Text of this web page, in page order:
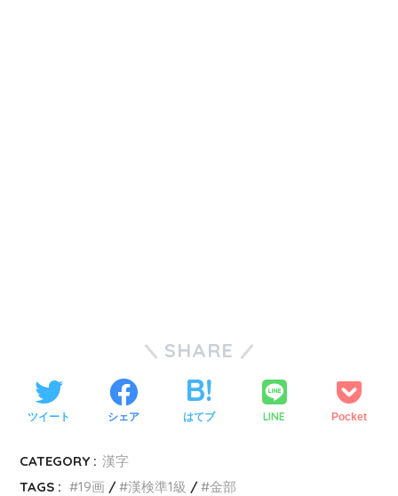
SHARE
ツイート シェア はてブ LINE Pocket
CATEGORY : 漢字
TAGS :
19画 漢検準1級 金部